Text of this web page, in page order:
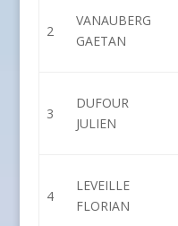
2
VANAUBERG
GAETAN
3
DUFOUR
JULIEN
4
LEVEILLE
FLORIAN